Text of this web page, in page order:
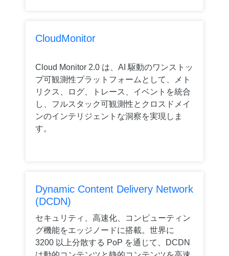
CloudMonitor
Cloud Monitor 2.0 は、AI 駆動のワンストッ
プ可観測性プラットフォームとして、メト
リクス、ログ、トレース、イベントを統合
し、フルスタック可観測性とクロスドメイ
ンのインテリジェントな洞察を実現しま
す。
Dynamic Content Delivery Network
(DCDN)
セキュリティ、高速化、コンピューティン
グ機能をエッジノードに搭載。世界に
3200 以上分散する PoP を通じて、DCDN